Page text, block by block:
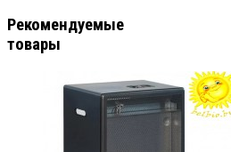
Рекомендуемые
товары